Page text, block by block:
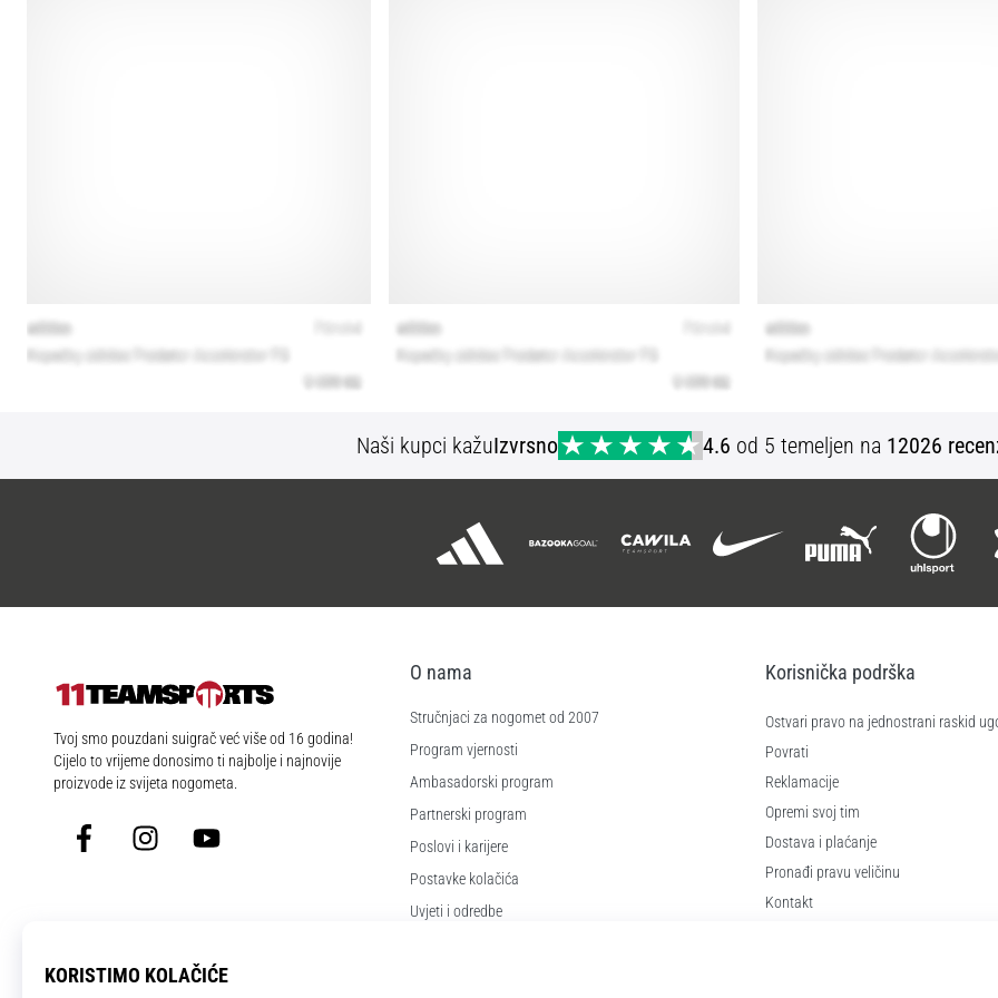
Naši kupci kažuIzvrsno 4.6 od 5 temeljen na 12026
11teamsports.hr
Tvoj smo pouzdani suigrač već više od 16 godina!
Cijelo to vrijeme donosimo ti najbolje i najnovije
proizvode iz svijeta nogometa.
FacebookInstagramYouTube
O nama
Stručnjaci za nogomet od 2007
Program vjernosti
Ambasadorski program
Partnerski program
Poslovi i karijere
Postavke kolačića
Uvjeti i odredbe
Korisnička podrška
Ostvari pravo na jednostrani raskid
Povrati
Reklamacije
Opremi svoj tim
Dostava i plaćanje
Pronađi pravu veličinu
Kontakt